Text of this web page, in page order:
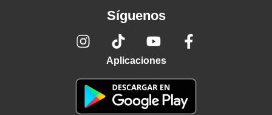
Síguenos
Aplicaciones